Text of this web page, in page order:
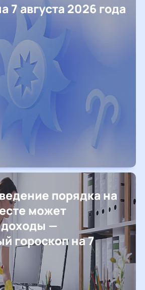
7 августа 2026 года
порядка на
может
доходы —
гороскоп на 7